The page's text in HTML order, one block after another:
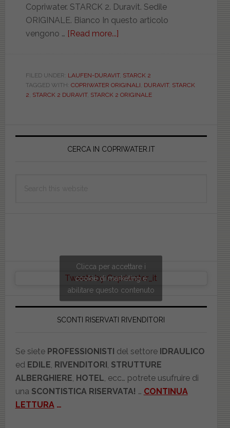
Copriwater. STARCK 2. Duravit. Sedile
ORIGINALE. Bianco In questo articolo
vengono … [Read more...]
2.
ORIGINALE.
DUR006691XXXSTR2
FILED UNDER: LAUFEN-DURAVIT, STARCK 2
TAGGED WITH: COPRIWATER ORIGINALI DURAVIT, STARCK
2 STARCK 2 DURAVIT, STARCK 2 ORIGINALE
Primary
CERCA IN COPRIWATER.IT
Tweets by Copriwater_it
Clicca per accettare i
cookie di marketing e
abilitare questo contenuto
SCONTI RISERVATI RIVENDITORI
Se siete PROFESSIONISTI del settore IDRAULICO
ed EDILE RIVENDITORI STRUTTURE
ALBERGHIERE HOTEL , ecc… potrete usufruire di
una SCONTISTICA RISERVATA! … CONTINUA
LETTURA …